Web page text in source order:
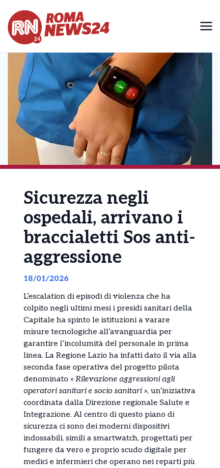
Sicurezza negli
ospedali, arrivano i
braccialetti Sos anti-
aggressione
18/01/2026
L’escalation di episodi di violenza che ha
colpito negli ultimi mesi i presidi sanitari della
Capitale ha spinto le istituzioni a varare
misure tecnologiche all’avanguardia per
garantire l’incolumità del personale in prima
linea. La Regione Lazio ha infatti dato il via alla
seconda fase operativa del progetto pilota
denominato « Rilevazione aggressioni agli
operatori sanitari e socio sanitari », un’iniziativa
coordinata dalla Direzione regionale Salute e
Integrazione. Al centro di questo piano di
sicurezza ci sono dei moderni dispositivi
indossabili, simili a smartwatch, progettati per
fungere da vero e proprio scudo digitale per
medici e infermieri che operano nei reparti più